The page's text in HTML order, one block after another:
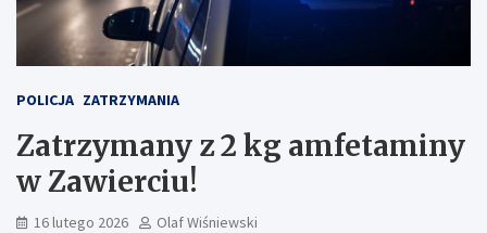
POLICJA ZATRZYMANIA
Zatrzymany z 2 kg amfetaminy
w Zawierciu!
16 lutego 2026 Olaf Wiśniewski